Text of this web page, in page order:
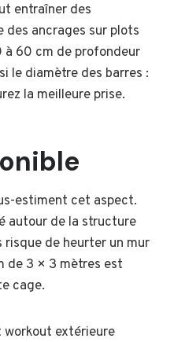
entraîner des
des ancrages sur plots
à 60 cm de profondeur
le diamètre des barres :
la meilleure prise.
estiment cet aspect.
autour de la structure
risque de heurter un mur
de 3 × 3 mètres est
cage.
workout extérieure